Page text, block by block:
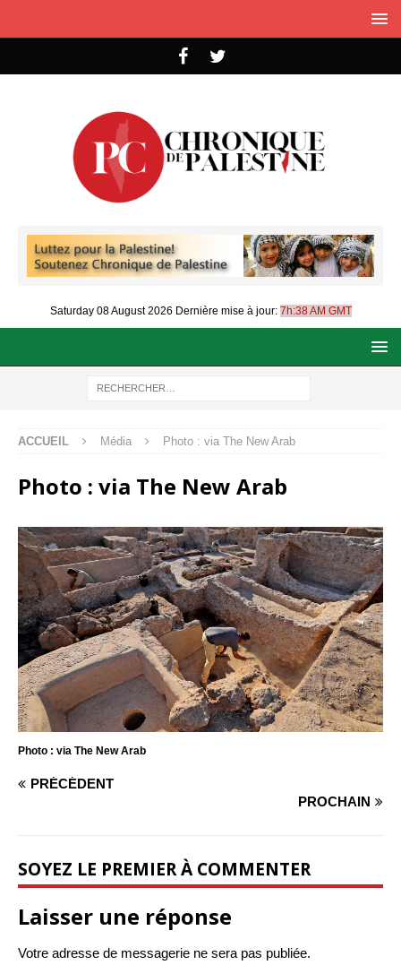
Saturday 08 August 2026 Dernière mise à jour: 7h:38 AM GMT
ACCUEIL Média Photo : via The New Arab
Photo : via The New Arab
Photo : via The New Arab
PRÉCÉDENT
PROCHAIN
SOYEZ LE PREMIER À COMMENTER
Laisser une réponse
Votre adresse de messagerie ne sera pas publiée.